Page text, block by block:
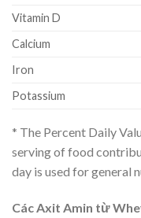
Vitamin D
Calcium
Iron
Potassium
* The Percent Daily
serving of food
day is used for general
Các Axit Amin từ